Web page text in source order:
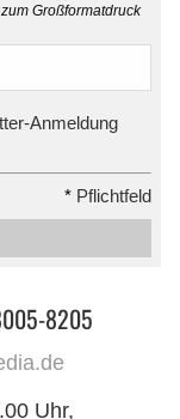
Großformatdruck
Anmeldung
* Pflichtfeld
8205
Uhr,